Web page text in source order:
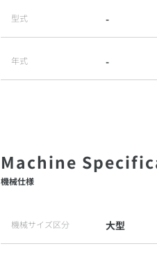
型式 -
年式 -
機械仕様
機械サイズ区分 大型